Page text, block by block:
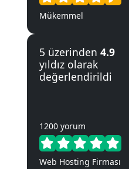
Mükemmel
5 üzerinden 4.9
yıldız olarak
değerlendirildi
1200 yorum
Web Hosting Firması